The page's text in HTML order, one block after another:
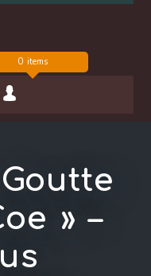
0 items
» –